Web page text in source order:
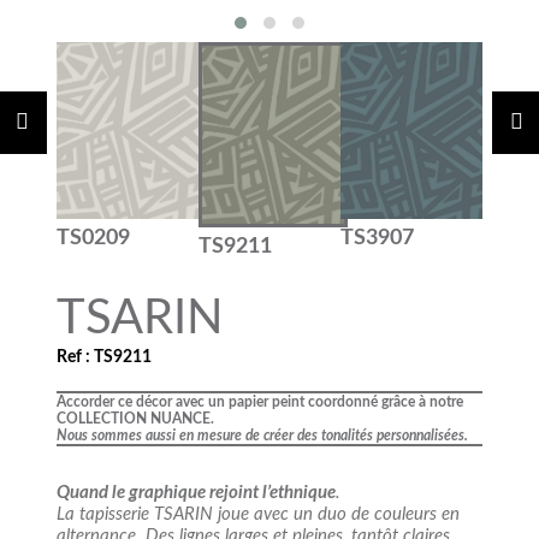
TS0209 TS9211 TS3907
TSARIN
Ref : TS9211
Accorder ce décor avec un papier peint coordonné grâce à notre
COLLECTION NUANCE.
Nous sommes aussi en mesure de créer des tonalités personnalisées.
Quand le graphique rejoint l’ethnique.
La tapisserie TSARIN joue avec un duo de couleurs en